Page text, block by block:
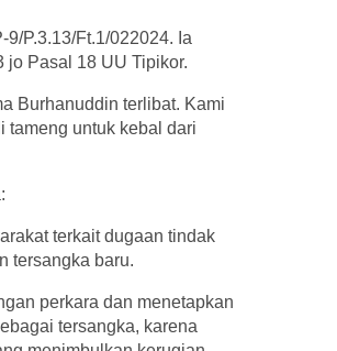
P.3.13/Ft.1/022024. Ia
jo Pasal 18 UU Tipikor.
Burhanuddin terlibat. Kami
tameng untuk kebal dari
terkait dugaan tindak
tersangka baru.
perkara dan menetapkan
tersangka, karena